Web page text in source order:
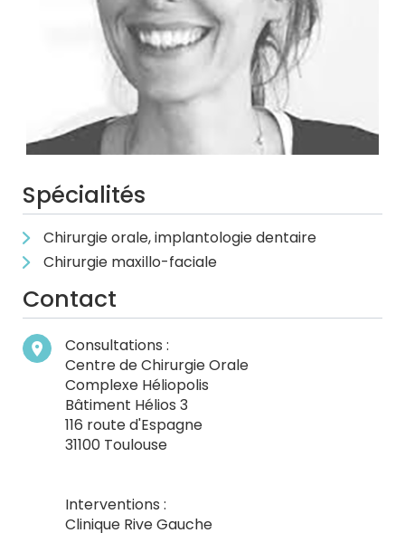
Spécialités
Chirurgie orale, implantologie dentaire
Chirurgie maxillo-faciale
Contact
Consultations :
Centre de Chirurgie Orale
Complexe Héliopolis
Bâtiment Hélios 3
116 route d'Espagne
31100 Toulouse
Interventions :
Clinique Rive Gauche